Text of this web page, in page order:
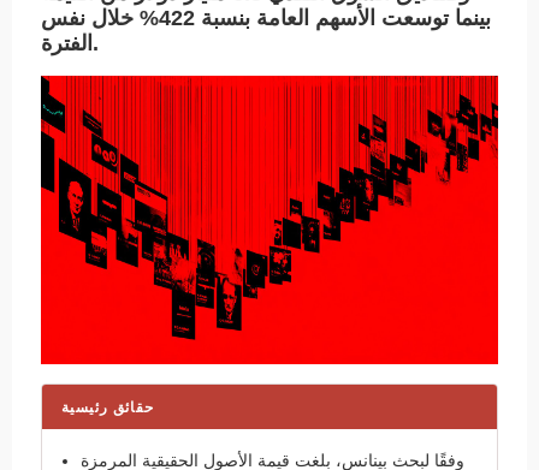
بينما توسعت الأسهم العامة بنسبة 422% خلال نفس
الفترة.
حقائق رئيسية
وفقًا لبحث بينانس، بلغت قيمة الأصول الحقيقية المرمزة